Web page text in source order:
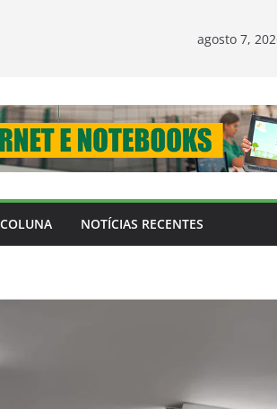
agosto 7,
COLUNA NOTÍCIAS RECENTES